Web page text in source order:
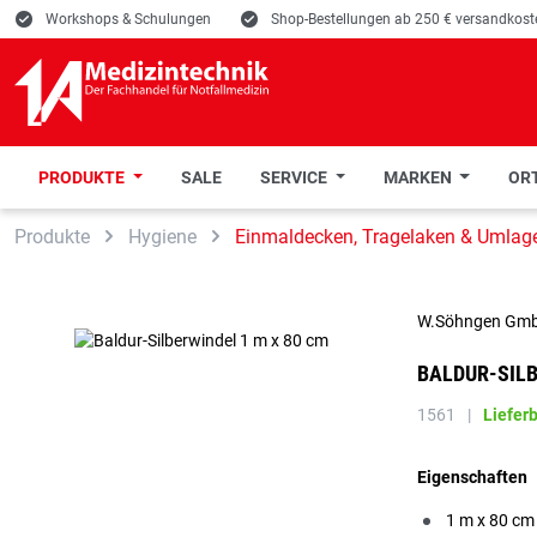
Zur Suche springen
Zur Hauptnavigation springen
E Workshops & Schulungen E Shop-Bestellungen ab 250 €
PRODUKTE SALE SERVICE MARKEN
Produkte Hygiene Einmaldecken, Tragelaken &
BALDUR-
W.Söhngen
1561 |
Eigenschaften
1 m x 80 cm